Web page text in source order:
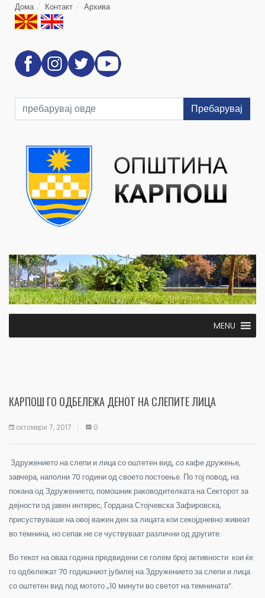
Дома Контакт Архива
Пребарувај
MENU
КАРПОШ ГО ОДБЕЛЕЖА ДЕНОТ НА СЛЕПИТЕ ЛИЦА
октомври 7, 2017 0
Здружението на слепи и лица со оштетен вид, со кафе дружење,
завчера, наполни 70 години од своето постоење. По тој повод, на
покана од Здружението, помошник раководителката на Секторот за
дејности од јавен интерес, Гордана Стојчевска Зафировска,
присуствуваше на овој важен ден за лицата кои секојдневно живеат
во темнина, но сепак не се чуствуваат различни од другите.
Во текот на оваа година предвидени се голем број активности кои ќе
го одбележат 70 годишниот јубилеј на Здружението за слепи и лица
со оштетен вид под мотото „10 минути во светот на темнината“.